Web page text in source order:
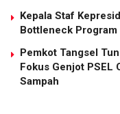
Kepala Staf
Bottleneck
Pemkot Tangsel
Fokus Genjot PSEL
Sampah